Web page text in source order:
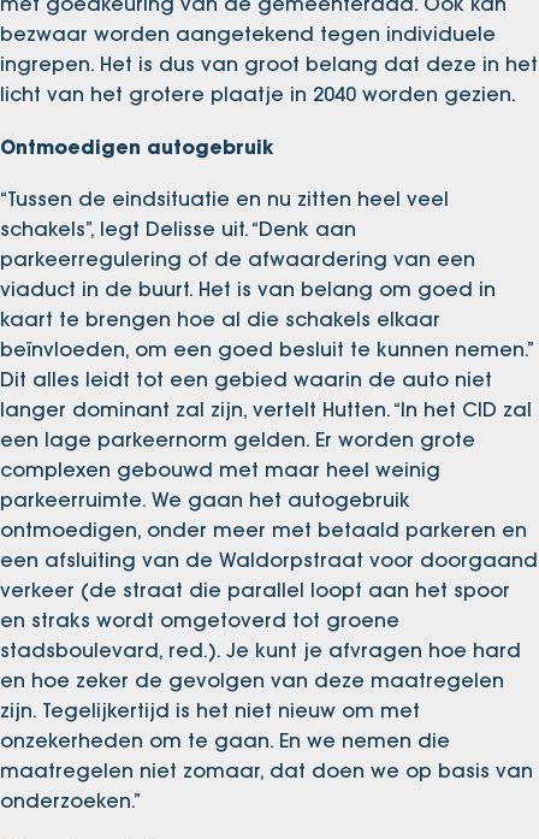
bezwaar worden aangetekend tegen individuele
ingrepen. Het is dus van groot belang dat deze in het
licht van het grotere plaatje in 2040 worden gezien.
Ontmoedigen autogebruik
“Tussen de eindsituatie en nu zitten heel veel
schakels”, legt Delisse uit. “Denk aan
parkeerregulering of de afwaardering van een
viaduct in de buurt. Het is van belang om goed in
kaart te brengen hoe al die schakels elkaar
beïnvloeden, om een goed besluit te kunnen nemen.”
Dit alles leidt tot een gebied waarin de auto niet
langer dominant zal zijn, vertelt Hutten. “In het CID zal
een lage parkeernorm gelden. Er worden grote
complexen gebouwd met maar heel weinig
parkeerruimte. We gaan het autogebruik
ontmoedigen, onder meer met betaald parkeren en
een afsluiting van de Waldorpstraat voor doorgaand
verkeer (de straat die parallel loopt aan het spoor
en straks wordt omgetoverd tot groene
stadsboulevard, red.). Je kunt je afvragen hoe hard
en hoe zeker de gevolgen van deze maatregelen
zijn. Tegelijkertijd is het niet nieuw om met
onzekerheden om te gaan. En we nemen die
maatregelen niet zomaar, dat doen we op basis van
onderzoeken.”